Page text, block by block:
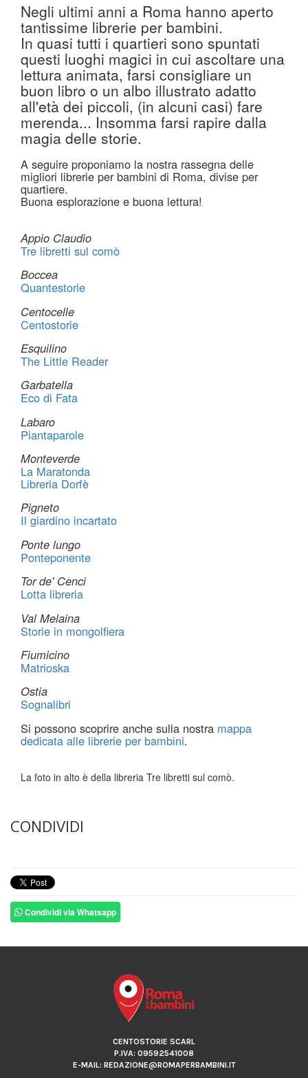
Negli ultimi anni a Roma hanno aperto
tantissime librerie per bambini.
In quasi tutti i quartieri sono spuntati
questi luoghi magici in cui ascoltare una
lettura animata, farsi consigliare un
buon libro o un albo illustrato adatto
all'età dei piccoli, (in alcuni casi) fare
merenda... Insomma farsi rapire dalla
magia delle storie.
A seguire proponiamo la nostra rassegna delle
migliori librerie per bambini di Roma, divise per
quartiere.
Buona esplorazione e buona lettura!
Appio Claudio
Tre libretti sul comò
Boccea
Quantestorie
Centocelle
Centostorie
Esquilino
The Little Reader
Garbatella
Eco di Fata
Labaro
Piantaparole
Monteverde
La Maratonda
Libreria Dorfè
Pigneto
Il giardino incartato
Ponte lungo
Ponteponente
Tor de' Cenci
Lotta libreria
Val Melaina
Storie in mongolfiera
Fiumicino
Matrioska
Ostia
Sognalibri
Si possono scoprire anche sulla nostra mappa
dedicata alle librerie per bambini.
La foto in alto è della libreria Tre libretti sul comò.
CONDIVIDI
Condividi via Whatsapp
CENTOSTORIE SCARL
P.IVA: 09592541008
E-MAIL: REDAZIONE@ROMAPERBAMBINI.IT